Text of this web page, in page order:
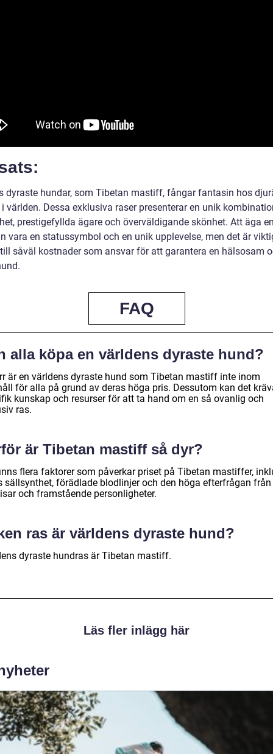
dyraste hundar, som Tibetan mastiff, fångar fantasin hos
världen. Dessa exklusiva raser presenterar en unik
prestigefyllda ägare och överväldigande skönhet. Att äga
vara en statussymbol och en unik upplevelse, men det är
såväl kostnader som ansvar för att garantera en hälsosam
FAQ
alla köpa en världens dyraste hund?
är en världens dyraste hund som Tibetan mastiff inte inom
för alla på grund av deras höga pris. Dessutom kan det
kunskap och resurser för att ta hand om en så ovanlig och
ras.
är Tibetan mastiff så dyr?
flera faktorer som påverkar priset på Tibetan mastiffer,
sällsynthet, förädlade blodlinjer och den höga efterfrågan från
och framstående personligheter.
ras är världens dyraste hund?
dyraste hundras är Tibetan mastiff.
Läs fler inlägg här